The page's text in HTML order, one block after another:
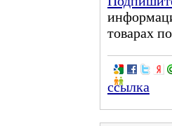
товарах
ссылка